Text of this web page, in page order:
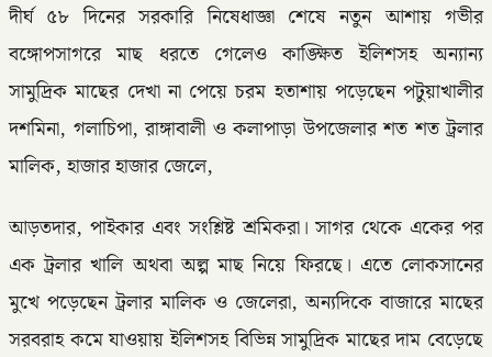
দীর্ঘ ৫৮ দিনের সরকারি নিষেধাজ্ঞা শেষে নতুন আশায় গভীর
বঙ্গোপসাগরে মাছ ধরতে গেলেও কাঙ্ক্ষিত ইলিশসহ অন্যান্য
সামুদ্রিক মাছের দেখা না পেয়ে চরম হতাশায় পড়েছেন পটুয়াখালীর
দশমিনা, গলাচিপা, রাঙ্গাবালী ও কলাপাড়া উপজেলার শত শত ট্রলার
মালিক, হাজার হাজার জেলে,
আড়তদার, পাইকার এবং সংশ্লিষ্ট শ্রমিকরা। সাগর থেকে একের পর
এক ট্রলার খালি অথবা অল্প মাছ নিয়ে ফিরছে। এতে লোকসানের
মুখে পড়েছেন ট্রলার মালিক ও জেলেরা, অন্যদিকে বাজারে মাছের
সরবরাহ কমে যাওয়ায় ইলিশসহ বিভিন্ন সামুদ্রিক মাছের দাম বেড়েছে